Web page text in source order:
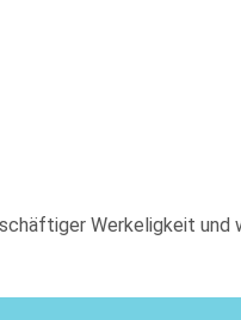
Werkeligkeit und